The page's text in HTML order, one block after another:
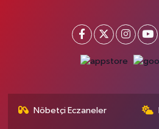
Nöbetçi Eczaneler